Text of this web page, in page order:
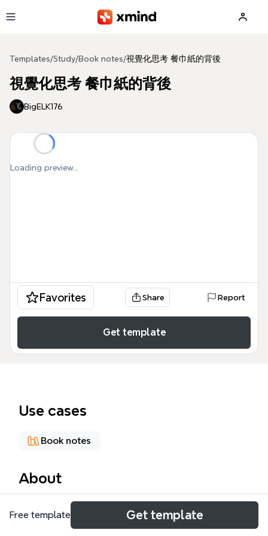
Templates/Study/Book notes/視覺化思考 餐巾紙的背後
視覺化思考 餐巾紙的背後
BigELK176
Loading preview...
Favorites Share Report
Get template
Use cases
Book notes
About
《視覺化思考 餐巾紙的背後》這本由 Dan Roam 撰寫
的經典書籍，系統化地解說了視覺化圖像思考的應用技
Free template Get template